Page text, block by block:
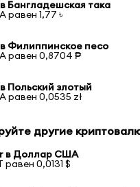
Бангладешская така
равен 1,77 ৳
Филиппинское песо
равен 0,8704 ₱
Польский злотый
равен 0,0535 zł
другие
в Доллар США
равен 0,0131 $